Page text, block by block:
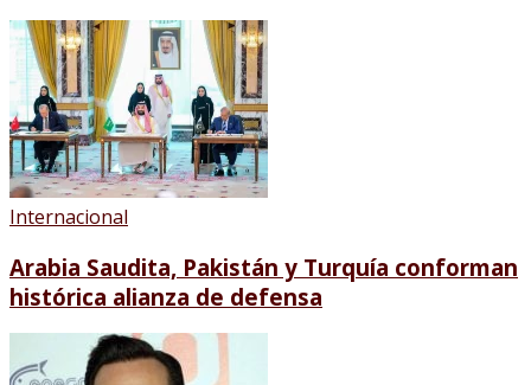
Internacional
Arabia Saudita, Pakistán y Turquía conforman
histórica alianza de defensa